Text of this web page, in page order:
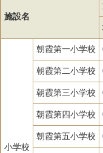
施設名
小学校
朝霞第一小学校
朝霞第二小学校
朝霞第三小学校
朝霞第四小学校
朝霞第五小学校